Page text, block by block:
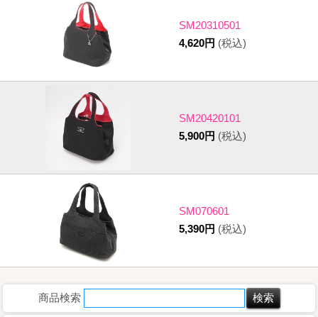
SM20310501
4,620円 (税込)
SM20420101
5,900円 (税込)
SM070601
5,390円 (税込)
商品検索